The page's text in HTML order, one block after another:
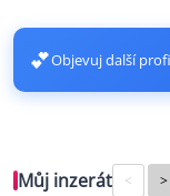
💕Objevuj další
Můj inzerát < >